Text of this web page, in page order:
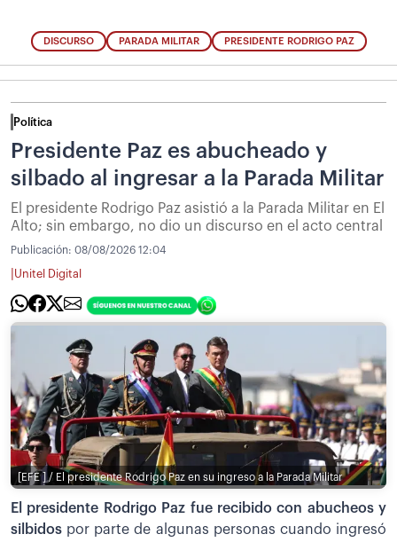
DISCURSO PARADA MILITAR PRESIDENTE RODRIGO PAZ
Política
Presidente Paz es abucheado y
silbado al ingresar a la Parada Militar
El presidente Rodrigo Paz asistió a la Parada Militar en El
Alto; sin embargo, no dio un discurso en el acto central
Publicación: 08/08/2026 12:04
Unitel Digital
[EFE ] / El presidente Rodrigo Paz en su ingreso a la Parada Militar
El presidente Rodrigo Paz fue recibido con abucheos y
silbidos por parte de algunas personas cuando ingresó